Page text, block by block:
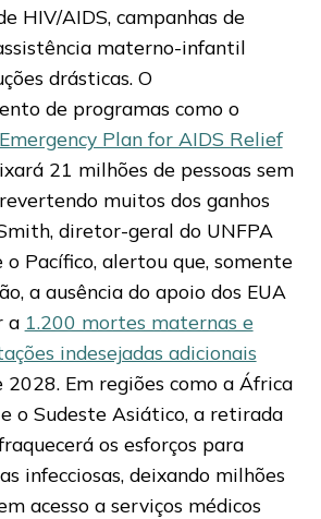
HIV/AIDS, campanhas de
materno-infantil
drásticas. O
de programas como o
Plan for AIDS Relief
21 milhões de pessoas sem
muitos dos ganhos
diretor-geral do UNFPA
o Pacífico, alertou que, somente
a ausência do apoio dos EUA
a 1.200 mortes maternas e
indesejadas adicionais
Em regiões como a África
o Sudeste Asiático, a retirada
os esforços para
infecciosas, deixando milhões
acesso a serviços médicos